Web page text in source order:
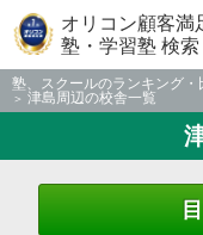
オリコン顧客満
塾・学習塾 検索
塾、スクールのランキング・
津島周辺の校舎一覧